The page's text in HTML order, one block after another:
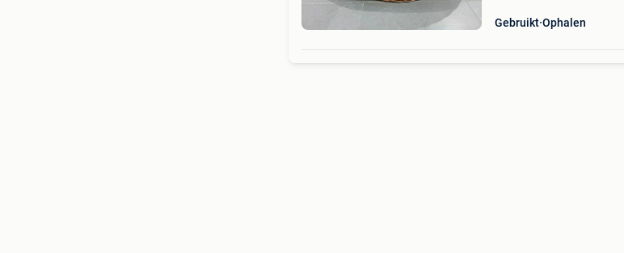
Gebruikt Ophalen